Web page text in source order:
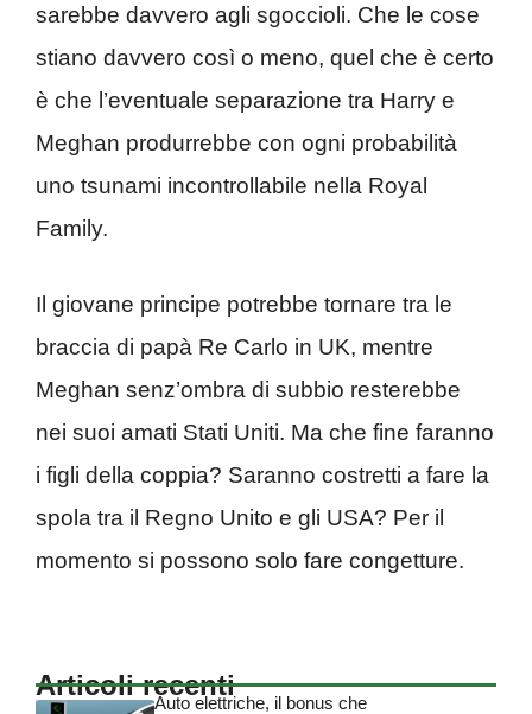
sarebbe davvero agli sgoccioli. Che le cose
stiano davvero così o meno, quel che è certo
è che l’eventuale separazione tra Harry e
Meghan produrrebbe con ogni probabilità
uno tsunami incontrollabile nella Royal
Family.
Il giovane principe potrebbe tornare tra le
braccia di papà Re Carlo in UK, mentre
Meghan senz’ombra di subbio resterebbe
nei suoi amati Stati Uniti. Ma che fine faranno
i figli della coppia? Saranno costretti a fare la
spola tra il Regno Unito e gli USA? Per il
momento si possono solo fare congetture.
Articoli recenti
Auto elettriche, il bonus che